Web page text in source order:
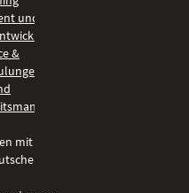
und
&
mit